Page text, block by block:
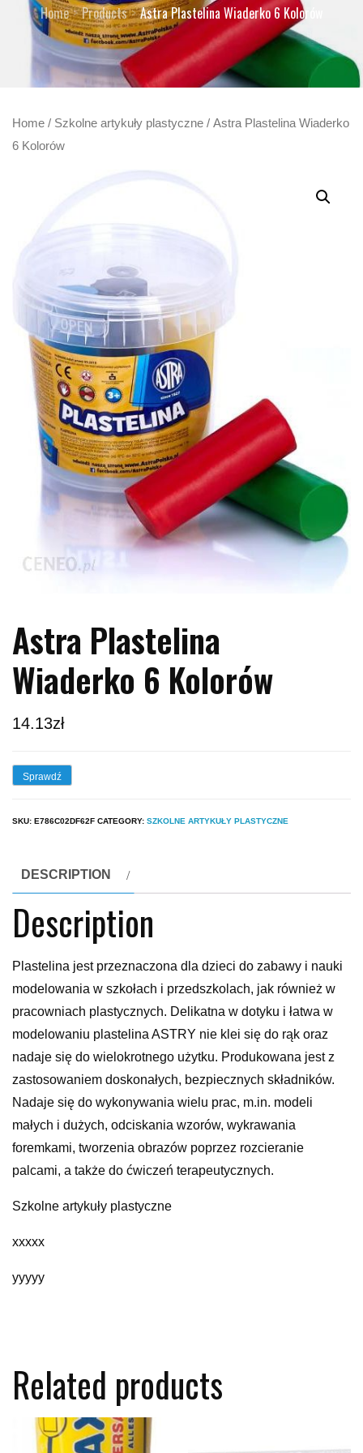
Home Products Astra Plastelina Wiaderko 6 Kolorów
Home / Szkolne artykuły plastyczne / Astra Plastelina Wiaderko
6 Kolorów
Astra Plastelina
Wiaderko 6 Kolorów
14.13zł
Sprawdź
SKU: E786C02DF62F CATEGORY: SZKOLNE ARTYKUŁY PLASTYCZNE
DESCRIPTION
Description
Plastelina jest przeznaczona dla dzieci do zabawy i nauki
modelowania w szkołach i przedszkolach, jak również w
pracowniach plastycznych. Delikatna w dotyku i łatwa w
modelowaniu plastelina ASTRY nie klei się do rąk oraz
nadaje się do wielokrotnego użytku. Produkowana jest z
zastosowaniem doskonałych, bezpiecznych składników.
Nadaje się do wykonywania wielu prac, m.in. modeli
małych i dużych, odciskania wzorów, wykrawania
foremkami, tworzenia obrazów poprzez rozcieranie
palcami, a także do ćwiczeń terapeutycznych.
Szkolne artykuły plastyczne
xxxxx
yyyyy
Related products